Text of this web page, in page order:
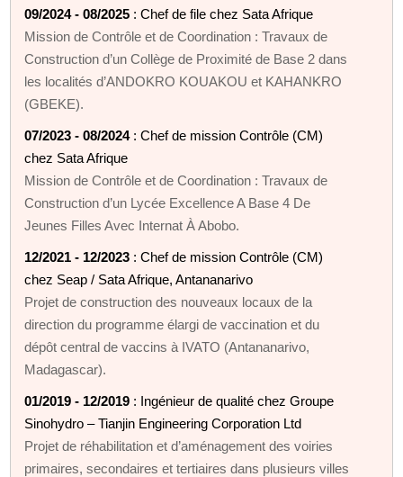
09/2024 - 08/2025 : Chef de file chez Sata Afrique
Mission de Contrôle et de Coordination : Travaux de
Construction d’un Collège de Proximité de Base 2 dans
les localités d’ANDOKRO KOUAKOU et KAHANKRO
(GBEKE).
07/2023 - 08/2024: Chef de mission Contrôle (CM)
chez Sata Afrique
Mission de Contrôle et de Coordination : Travaux de
Construction d’un Lycée Excellence A Base 4 De
Jeunes Filles Avec Internat À Abobo.
12/2021 - 12/2023 : Chef de mission Contrôle (CM)
chez Seap / Sata Afrique, Antananarivo
Projet de construction des nouveaux locaux de la
direction du programme élargi de vaccination et du
dépôt central de vaccins à IVATO (Antananarivo,
Madagascar).
01/2019 - 12/2019 : Ingénieur de qualité chez Groupe
Sinohydro – Tianjin Engineering Corporation Ltd
Projet de réhabilitation et d’aménagement des voiries
primaires, secondaires et tertiaires dans plusieurs villes